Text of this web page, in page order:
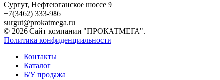
Сургут, Нефтеюганское шоссе 9
+7(3462) 333-986
surgut@prokatmega.ru
© 2026 Сайт компании "ПРОКАТМЕГА".
Политика конфиденциальности
Контакты
Каталог
Б/У продажа